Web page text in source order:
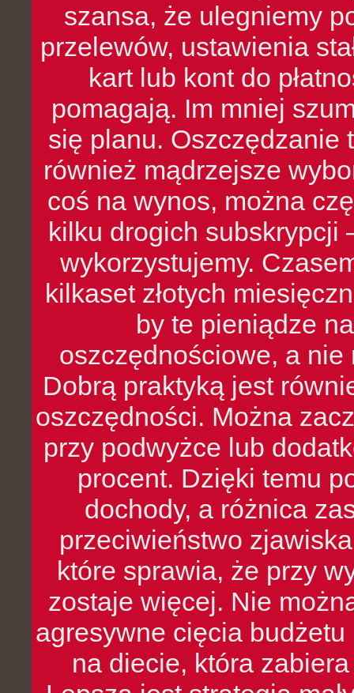
szansa, że ulegniemy
przelewów, ustawienia
kart lub kont do
pomagają. Im mniej
się planu. Oszczędzanie
również mądrzejsze
coś na wynos, można
kilku drogich subskrypcji
wykorzystujemy.
kilkaset złotych
by te pieniądze
oszczędnościowe, a nie
Dobrą praktyką jest
oszczędności. Można
przy podwyżce lub
procent. Dzięki temu
dochody, a różnica
przeciwieństwo
które sprawia, że przy
zostaje więcej. Nie
agresywne cięcia
na diecie, która